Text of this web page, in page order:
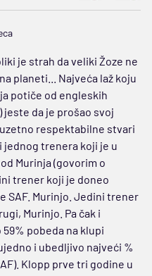
je strah da veliki Žoze ne
planeti... Najveća laž koju
potiče od engleskih
da je prošao svoj
respektabilne stvari
jednog trenera koji je u
Murinja (govorim o
trener koji je doneo
SAF. Murinjo. Jedini trener
Murinjo. Pa čak i
pobeda na klupi
i ubedljivo najveći %
Klopp prve tri godine u